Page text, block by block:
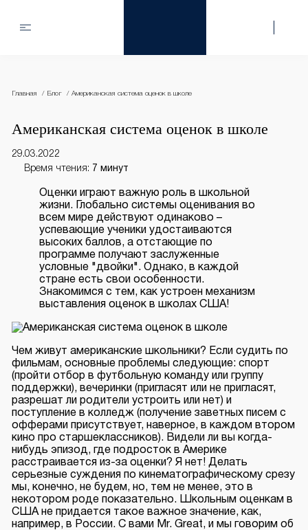
Главная Блог Американская система оценок в школе
Американская система оценок в школе
29.03.2022
Время чтения: 7 минут
Оценки играют важную роль в школьной
жизни. Глобально системы оценивания во
всем мире действуют одинаково –
успевающие ученики удостаиваются
высоких баллов, а отстающие по
программе получают заслуженные
условные "двойки". Однако, в каждой
стране есть свои особенности.
Знакомимся с тем, как устроен механизм
выставления оценок в школах США!
Чем живут американские школьники? Если судить по
фильмам, основные проблемы следующие: спорт
(пройти отбор в футбольную команду или группу
поддержки), вечеринки (пригласят или не пригласят,
разрешат ли родители устроить или нет) и
поступление в колледж (получение заветных писем с
офферами присутствует, наверное, в каждом втором
кино про старшеклассников). Видели ли вы когда-
нибудь эпизод, где подросток в Америке
расстраивается из-за оценки? Я нет! Делать
серьезные суждения по кинематографическому срезу
мы, конечно, не будем, но, тем не менее, это в
некотором роде показательно. Школьным оценкам в
США не придается такое важное значение, как,
например, в России. С вами Mr. Great, и мы говорим об